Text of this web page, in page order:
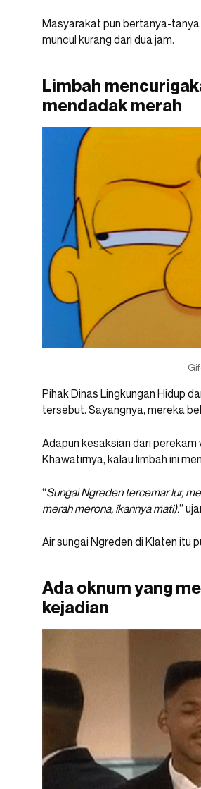
Masyarakat pun bertanya-tanya
muncul kurang dari dua jam.
Limbah
mendadak merah
Pihak Dinas Lingkungan Hidup
tersebut. Sayangnya, mereka
Adapun kesaksian dari perekam
Khawatirnya, kalau limbah ini
“Sungai Ngreden tercemar lur,
merah merona, ikannya mati).”
Air sungai Ngreden di Klaten itu
Ada oknum yang
kejadian